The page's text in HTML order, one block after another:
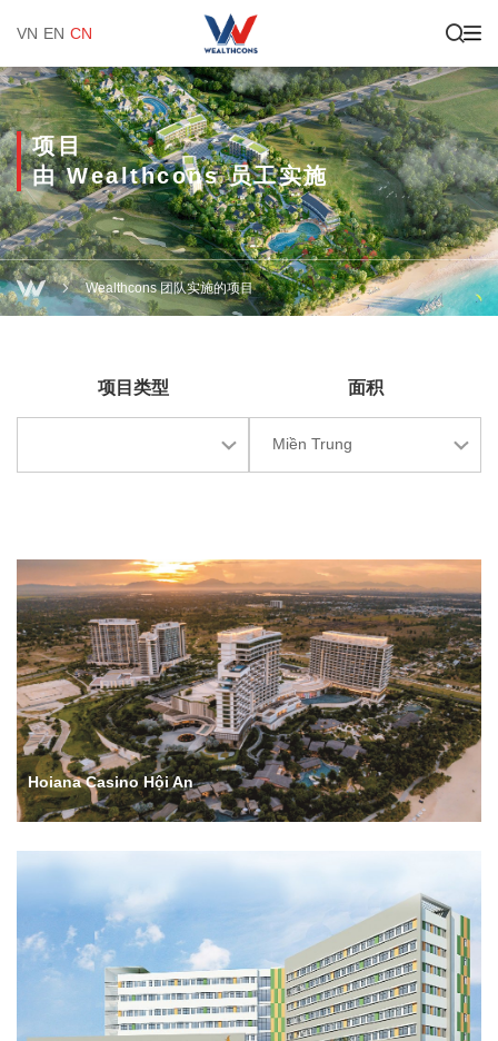
VN EN CN
Wealthcons 团队实施的项目
项目
由 Wealthcons 员工实施
项目类型 面积
Miền Trung
Hoiana Casino Hội An